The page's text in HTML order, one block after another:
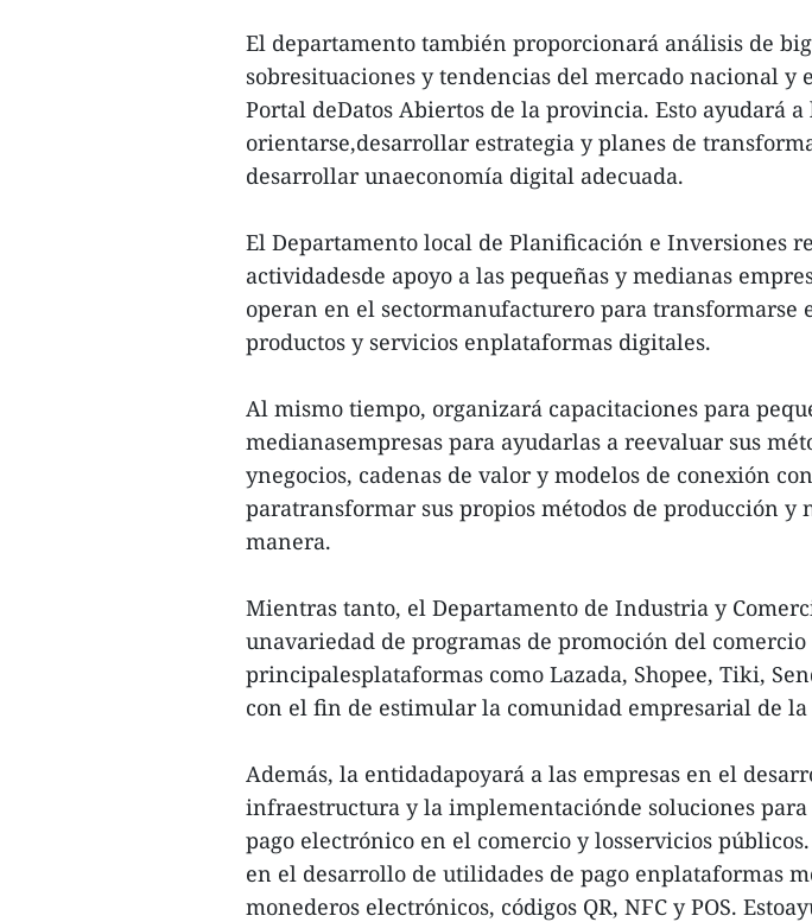
El departamento también proporcionará análisis de
sobresituaciones y tendencias del mercado nacional y
Portal deDatos Abiertos de la provincia. Esto ayudará a
orientarse,desarrollar estrategia y planes de
desarrollar unaeconomía digital adecuada.
El Departamento local de Planificación e Inversiones
actividadesde apoyo a las pequeñas y medianas
operan en el sectormanufacturero para transformarse
productos y servicios enplataformas digitales.
Al mismo tiempo, organizará capacitaciones para
medianasempresas para ayudarlas a reevaluar sus
ynegocios, cadenas de valor y modelos de conexión
paratransformar sus propios métodos de producción y
manera.
Mientras tanto, el Departamento de Industria y
unavariedad de programas de promoción del
principalesplataformas como Lazada, Shopee, Tiki,
con el fin de estimular la comunidad empresarial de
Además, la entidadapoyará a las empresas en el
infraestructura y la implementaciónde soluciones para
pago electrónico en el comercio y losservicios
en el desarrollo de utilidades de pago enplataformas
monederos electrónicos, códigos QR, NFC y POS.